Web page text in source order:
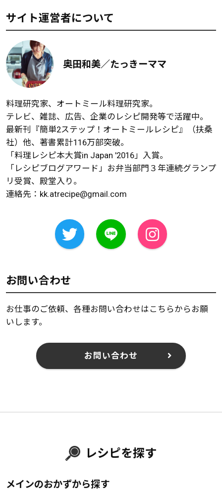
サイト運営者について
奥田和美／たっきーママ
料理研究家、オートミール料理研究家。
テレビ、雑誌、広告、企業のレシピ開発等で活躍中。
最新刊『簡単2ステップ！オートミールレシピ』（扶桑
社）他、著書累計116万部突破。
「料理レシピ本大賞in Japan '2016」入賞。
「レシピブログアワード」お弁当部門３年連続グランプ
リ受賞、殿堂入り。
連絡先： kk.atrecipe@gmail.com
お問い合わせ
お仕事のご依頼、各種お問い合わせはこちらからお願
いします。
お問い合わせ
レシピを探す
メインのおかずから探す